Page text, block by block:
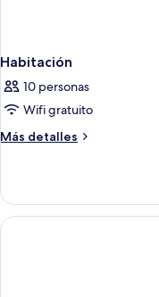
Habitación
10 personas
Wifi gratuito
Más detalles
Más